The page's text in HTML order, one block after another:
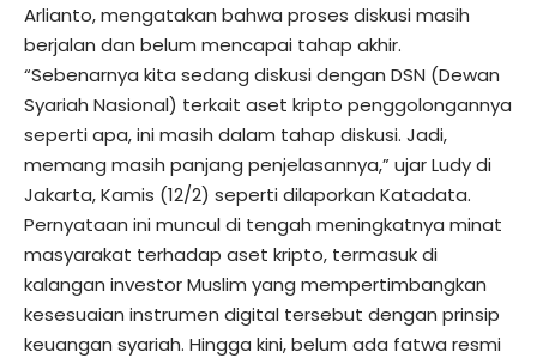
Arlianto, mengatakan bahwa proses diskusi masih
berjalan dan belum mencapai tahap akhir.
“Sebenarnya kita sedang diskusi dengan DSN (Dewan
Syariah Nasional) terkait aset kripto penggolongannya
seperti apa, ini masih dalam tahap diskusi. Jadi,
memang masih panjang penjelasannya,” ujar Ludy di
Jakarta, Kamis (12/2) seperti dilaporkan Katadata.
Pernyataan ini muncul di tengah meningkatnya minat
masyarakat terhadap aset kripto, termasuk di
kalangan investor Muslim yang mempertimbangkan
kesesuaian instrumen digital tersebut dengan prinsip
keuangan syariah. Hingga kini, belum ada fatwa resmi